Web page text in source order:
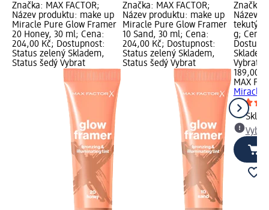
Značka: MAX FACTOR;
Název produktu: make up
Miracle Pure Glow Framer
20 Honey, 30 ml; Cena:
204,00 Kč; Dostupnost:
Status zelený Skladem,
Status šedý Vybrat
Značka: MAX FACTOR;
Název produktu: make up
Miracle Pure Glow Framer
10 Sand, 30 ml; Cena:
204,00 Kč; Dostupnost:
Status zelený Skladem,
Status šedý Vybrat
Značka:
Název
tekutý
g; Cena:
Vybrat
189,00
MAX
Miracle